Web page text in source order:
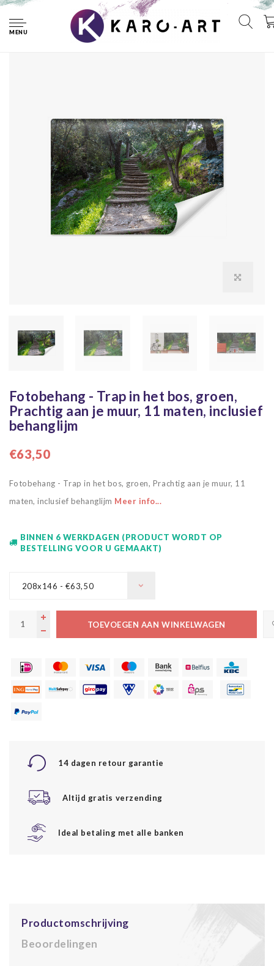
MENU
Fotobehang - Trap in het bos, groen, Prachtig aan je muur,
11 maten, inclusief behanglijm
Fotobehang - Trap in het bos, groen,
Prachtig aan je muur, 11 maten, inclusief
behanglijm
€63,50
Fotobehang - Trap in het bos, groen, Prachtig aan je muur, 11
maten, inclusief behanglijm Meer info...
BINNEN 6 WERKDAGEN (PRODUCT WORDT OP
BESTELLING VOOR U GEMAAKT)
208x146 - €63,50
TOEVOEGEN AAN WINKELWAGEN
14 dagen retour garantie
Altijd gratis verzending
Ideal betaling met alle banken
Productomschrijving
Beoordelingen